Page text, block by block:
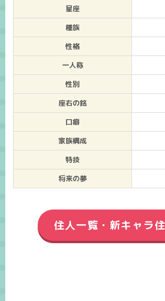
星座
種族
性格
一人称
性別
座右の銘
口癖
家族構成
特技
将来の夢
住人一覧・新キャラ